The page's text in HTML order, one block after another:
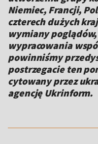
Niemiec, Francji,
czterech dużych
wymiany
wypracowania
powinniśmy
postrzegacie ten
cytowany przez
agencję Ukrinform.